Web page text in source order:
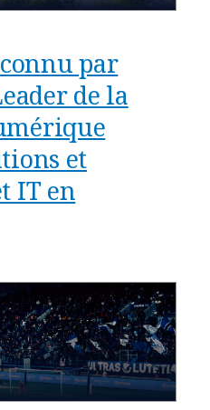
par
de la
et
IT en